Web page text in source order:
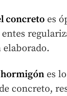
concreto es
es
concreto,